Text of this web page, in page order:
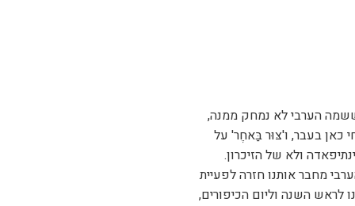
ששמה הערבי לא נמחק ממנה,
כאן בעבר, ו'צּוּר בַּאחֶר' על
ולא של הזיכרון.
מחבר אותנו חזרה לפעיית
השנה וליום הכיפורים,